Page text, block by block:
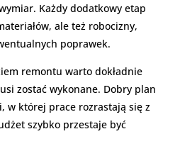
Każdy dodatkowy etap
ale też robocizny,
poprawek.
remontu warto dokładnie
zostać wykonane. Dobry plan
w której prace rozrastają się z
szybko przestaje być